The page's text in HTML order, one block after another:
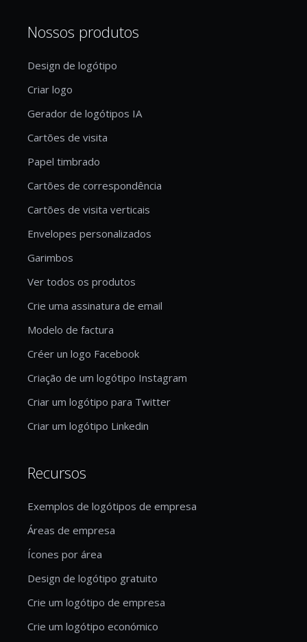
Nossos produtos
Design de logótipo
Criar logo
Gerador de logótipos IA
Cartões de visita
Papel timbrado
Cartões de correspondência
Cartões de visita verticais
Envelopes personalizados
Garimbos
Ver todos os produtos
Crie uma assinatura de email
Modelo de factura
Créer un logo Facebook
Criação de um logótipo Instagram
Criar um logótipo para Twitter
Criar um logótipo Linkedin
Recursos
Exemplos de logótipos de empresa
Áreas de empresa
Ícones por área
Design de logótipo gratuito
Crie um logótipo de empresa
Crie um logótipo económico